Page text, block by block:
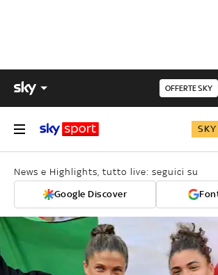
OFFERTE SKY
News e Highlights, tutto live: seguici su
Google Discover